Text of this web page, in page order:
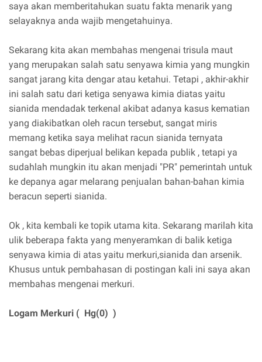
saya akan memberitahukan suatu fakta menarik yang
selayaknya anda wajib mengetahuinya.
Sekarang kita akan membahas mengenai trisula maut
yang merupakan salah satu senyawa kimia yang mungkin
sangat jarang kita dengar atau ketahui. Tetapi , akhir-akhir
ini salah satu dari ketiga senyawa kimia diatas yaitu
sianida mendadak terkenal akibat adanya kasus kematian
yang diakibatkan oleh racun tersebut, sangat miris
memang ketika saya melihat racun sianida ternyata
sangat bebas diperjual belikan kepada publik , tetapi ya
sudahlah mungkin itu akan menjadi "PR" pemerintah untuk
ke depanya agar melarang penjualan bahan-bahan kimia
beracun seperti sianida.
Ok , kita kembali ke topik utama kita. Sekarang marilah kita
ulik beberapa fakta yang menyeramkan di balik ketiga
senyawa kimia di atas yaitu merkuri,sianida dan arsenik.
Khusus untuk pembahasan di postingan kali ini saya akan
membahas mengenai merkuri.
Logam Merkuri ( Hg(0) )